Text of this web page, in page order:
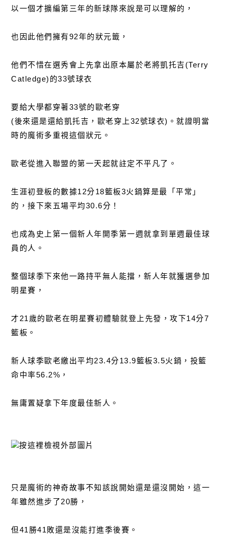
以一個才擴編第三年的新球隊來說是可以理解的，
也因此他們擁有92年的狀元籤，
他們不惜在選秀會上先拿出原本屬於老將凱托吉(Terry
Catledge)的33號球衣
要給大學都穿著33號的歐老穿
(後來還是還給凱托吉，歐老穿上32號球衣)。就證明當
時的魔術多重視這個狀元。
歐老從進入聯盟的第一天起就註定不平凡了。
生涯初登板的數據12分18籃板3火鍋算是最「平常」
的，接下來五場平均30.6分！
也成為史上第一個新人年開季第一週就拿到單週最佳球
員的人。
整個球季下來他一路持平無人能擋，新人年就獲選參加
明星賽，
才21歲的歐老在明星賽初體驗就登上先發，攻下14分7
籃板。
新人球季歐老繳出平均23.4分13.9籃板3.5火鍋，投籃
命中率56.2%，
無庸置疑拿下年度最佳新人。
只是魔術的神奇故事不知該說開始還是還沒開始，這一
年雖然進步了20勝，
但41勝41敗還是沒能打進季後賽。